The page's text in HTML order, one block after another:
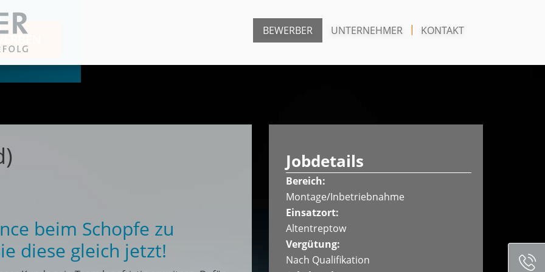
BEWERBER UNTERNEHMER KONTAKT
beim Schopfe zu
diese gleich jetzt!
Jobdetails
Bereich:
Montage/Inbetriebnahme
Einsatzort:
Altentreptow
Vergütung:
Nach Qualifikation